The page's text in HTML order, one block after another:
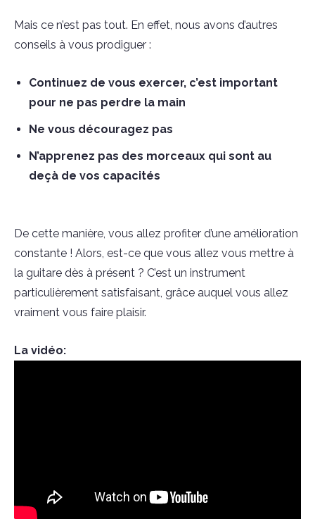
Mais ce n’est pas tout. En effet, nous avons d’autres
conseils à vous prodiguer :
Continuez de vous exercer, c’est important
pour ne pas perdre la main
Ne vous découragez pas
N’apprenez pas des morceaux qui sont au
deçà de vos capacités
De cette manière, vous allez profiter d’une amélioration
constante ! Alors, est-ce que vous allez vous mettre à
la guitare dès à présent ? C’est un instrument
particulièrement satisfaisant, grâce auquel vous allez
vraiment vous faire plaisir.
La vidéo: